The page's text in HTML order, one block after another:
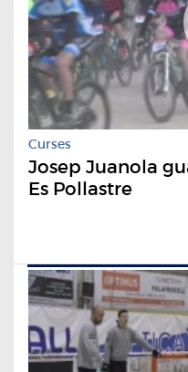
Curses
Josep Juanola
Es Pollastre